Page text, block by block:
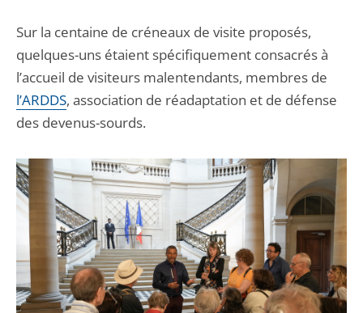
Sur la centaine de créneaux de visite proposés,
quelques-uns étaient spécifiquement consacrés à
l’accueil de visiteurs malentendants, membres de
l’ARDDS, association de réadaptation et de défense
des devenus-sourds.